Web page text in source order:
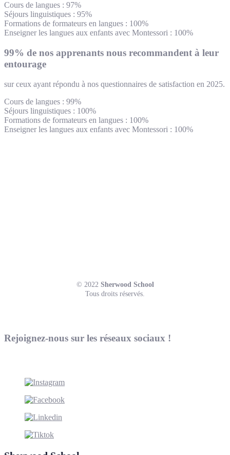
Cours de langues : 97%
Séjours linguistiques : 95%
Formations de formateurs en langues : 100%
Enseigner les langues aux enfants avec Montessori : 100%
99% de nos apprenants nous recommandent à leur
entourage
sur ceux ayant répondu à nos questionnaires de satisfaction en 2025.
Cours de langues : 99%
Séjours linguistiques : 100%
Formations de formateurs en langues : 100%
Enseigner les langues aux enfants avec Montessori : 100%
© 2022 Sherwood School
Tous droits réservés.
Rejoignez-nous sur les réseaux sociaux !